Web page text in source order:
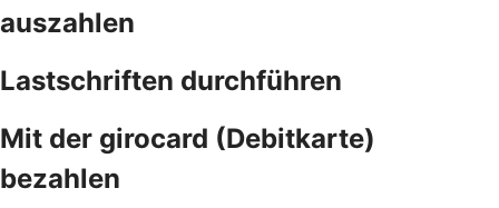
auszahlen
Lastschriften durchführen
Mit der girocard (Debitkarte)
bezahlen